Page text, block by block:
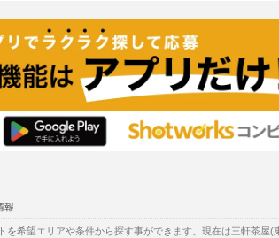
報
希望エリアや条件から探す事ができます。現在は三軒茶屋(